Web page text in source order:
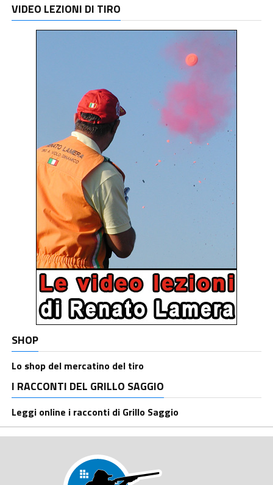
VIDEO LEZIONI DI TIRO
SHOP
Lo shop del mercatino del tiro
I RACCONTI DEL GRILLO SAGGIO
Leggi online i racconti di Grillo Saggio